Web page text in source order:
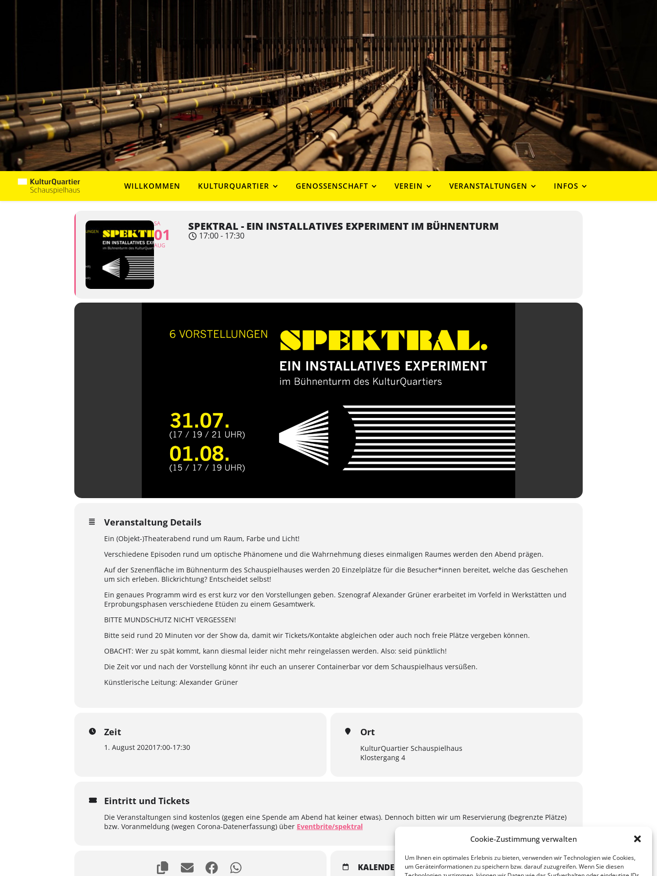
Cookie-Zustimmung verwalten
Um Ihnen ein optimales Erlebnis zu bieten, verwenden wir Technologien wie Cookies,
um Geräteinformationen zu speichern bzw. darauf zuzugreifen. Wenn Sie diesen
WILLKOMMEN KULTURQUARTIER GENOSSENSCHAFT VEREIN VERANSTALTUNGEN INFOS
SA
01
AUG
SPEKTRAL - EIN INSTALLATIVES EXPERIMENT IM BÜHNENTURM
17:00 - 17:30
Veranstaltung Details
Ein (Objekt-)Theaterabend rund um Raum, Farbe und Licht!
Verschiedene Episoden rund um optische Phänomene und die Wahrnehmung dieses einmaligen Raumes werden den Abend prägen.
Auf der Szenenfläche im Bühnenturm des Schauspielhauses werden 20 Einzelplätze für die Besucher*innen bereitet, welche das Geschehen
um sich erleben. Blickrichtung? Entscheidet selbst!
Ein genaues Programm wird es erst kurz vor den Vorstellungen geben. Szenograf Alexander Grüner erarbeitet im Vorfeld in Werkstätten und
Erprobungsphasen verschiedene Etüden zu einem Gesamtwerk.
BITTE MUNDSCHUTZ NICHT VERGESSEN!
Bitte seid rund 20 Minuten vor der Show da, damit wir Tickets/Kontakte abgleichen oder auch noch freie Plätze vergeben können.
OBACHT: Wer zu spät kommt, kann diesmal leider nicht mehr reingelassen werden. Also: seid pünktlich!
Die Zeit vor und nach der Vorstellung könnt ihr euch an unserer Containerbar vor dem Schauspielhaus versüßen.
Künstlerische Leitung: Alexander Grüner
Zeit
1. August 202017:00-17:30
Ort
KulturQuartier Schauspielhaus
Klostergang 4
Eintritt und Tickets
Die Veranstaltungen sind kostenlos (gegen eine Spende am Abend hat keiner etwas). Dennoch bitten wir um Reservierung (begrenzte Plätze)
bzw. Voranmeldung (wegen Corona-Datenerfassung) über Eventbrite/spektral
KALENDER GOOGLEKALENDER